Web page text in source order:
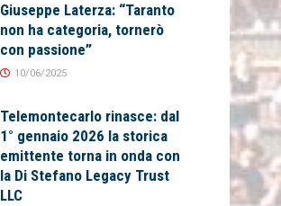
Giuseppe Laterza: “Taranto
non ha categoria, tornerò
con passione”
10/06/2025
Telemontecarlo rinasce: dal
1° gennaio 2026 la storica
emittente torna in onda con
la Di Stefano Legacy Trust
LLC